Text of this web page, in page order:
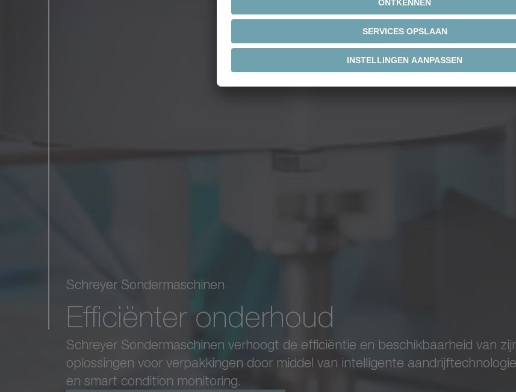
Schreyer Sondermaschinen
Efficiënter onderhoud
Schreyer Sondermaschinen verhoogt de efficiëntie en beschikbaarheid van
oplossingen voor verpakkingen door middel van intelligente aandrijftechnologie
en smart condition monitoring.
Hygiënisch
IMAGINE Engineering vertrouwt op de
het schroeven en afdichten.